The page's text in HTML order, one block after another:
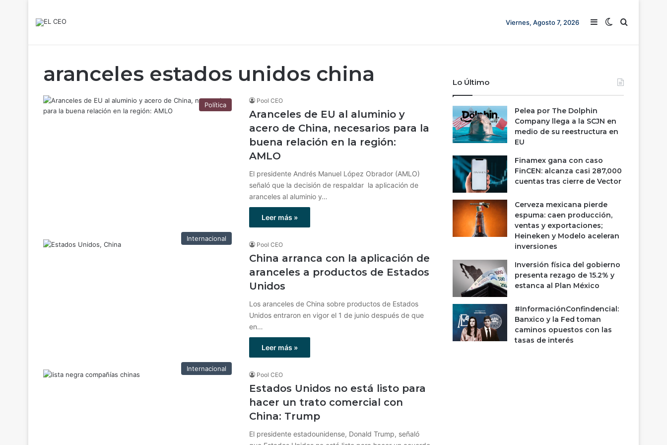
Viernes, Agosto 7, 2026 Barra lateral
Switch skin
Buscar
aranceles estados unidos china
Política
Pool CEO
Aranceles de EU al aluminio y
acero de China, necesarios para la
buena relación en la región:
AMLO
El presidente Andrés Manuel López Obrador (AMLO)
señaló que la decisión de respaldar la aplicación de
aranceles al aluminio y…
Leer más »
Internacional
Pool CEO
China arranca con la aplicación de
aranceles a productos de Estados
Unidos
Los aranceles de China sobre productos de Estados
Unidos entraron en vigor el 1 de junio después de que
en…
Leer más »
Internacional
Pool CEO
Estados Unidos no está listo para
hacer un trato comercial con
China: Trump
El presidente estadounidense, Donald Trump, señaló
Lo Último
Pelea por The Dolphin
Company llega a la SCJN en
medio de su reestructura en
EU
Finamex gana con caso
FinCEN: alcanza casi 287,000
cuentas tras cierre de Vector
Cerveza mexicana pierde
espuma: caen producción,
ventas y exportaciones;
Heineken y Modelo aceleran
inversiones
Inversión física del gobierno
presenta rezago de 15.2% y
estanca al Plan México
#InformaciónConfindencial:
Banxico y la Fed toman
caminos opuestos con las
tasas de interés